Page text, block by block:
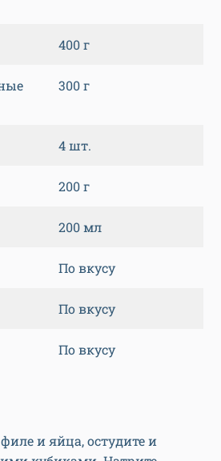
400 г
300 г
4 шт.
200 г
200 мл
По вкусу
По вкусу
По вкусу
и яйца, остудите и